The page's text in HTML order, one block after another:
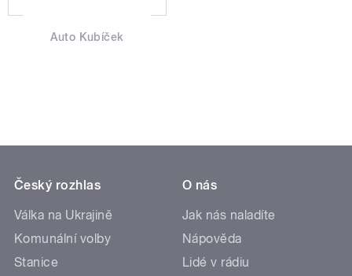
Auto Kubíček
Český rozhlas
Válka na Ukrajině
Komunální volby
Stanice
O nás
Jak nás naladíte
Nápověda
Lidé v rádiu